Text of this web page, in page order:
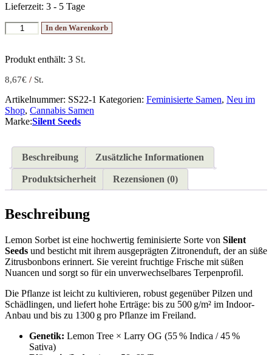
Lieferzeit: 3 - 5 Tage
Lemon
Sorbet
In den Warenkorb
Produkt enthält: 3 St.
8,67€ / St.
Artikelnummer: SS22-1 Kategorien: Feminisierte Samen, Neu im
Shop, Cannabis Samen
Marke:Silent Seeds
Beschreibung Zusätzliche Informationen
Produktsicherheit Rezensionen (0)
Beschreibung
Lemon Sorbet ist eine hochwertig feminisierte Sorte von Silent
Seeds und besticht mit ihrem ausgeprägten Zitronenduft, der an süße
Zitrusbonbons erinnert. Sie vereint fruchtige Frische mit süßen
Nuancen und sorgt so für ein unverwechselbares Terpenprofil.
Die Pflanze ist leicht zu kultivieren, robust gegenüber Pilzen und
Schädlingen, und liefert hohe Erträge: bis zu 500 g/m² im Indoor-
Anbau und bis zu 1300 g pro Pflanze im Freiland.
Genetik: Lemon Tree × Larry OG (55 % Indica / 45 %
Sativa)